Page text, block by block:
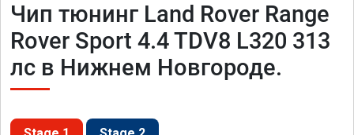
Чип тюнинг Land Rover Range
Rover Sport 4.4 TDV8 L320 313
лс в Нижнем Новгороде.